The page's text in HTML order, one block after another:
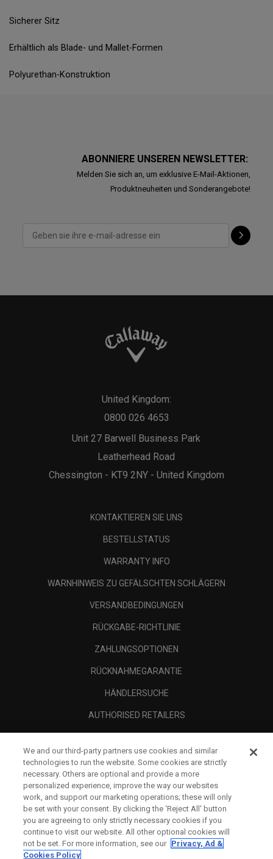
Sicherer Sitz
Erhältlich als Blade- und Mallet-Formen
Polyurethan-Konstruktion
ABONNIERE UNSEREN NEWSLETTER:
Melden Sie sich an, um exklusive E-Mail-Aktionen,
Produktneuheiten und Sonderangebote!
Unit 27 Barwell Business Park
Leatherhead Road
Chessington - KT9 2NY - United Kingdom
United Kingdom:
0800 026 4653
KONTAKTIEREN SIE UNS
BESTELLSTATUS
WARRANTY INFO
WARNHINWEIS ZU GEFÄLSCHTEN SCHLÄGERN
VERSANDBEDINGUNGEN
RÜCKGABE-RICHTLINIE
ZAHLUNGSOPTIONEN
RÜCKNAHMEGARANTIE
HÄNDLERSUCHE
AUTHORISED RETAILERS
UNTERNEHMENSPROFIL
RECHTLICHES-
We and our third-party partners use cookies and similar
technologies to run the website. Some cookies are strictly
necessary. Others are optional and provide a more
personalized experience, improve the way our websites
work, and support our marketing operations; these will only
be set with your consent. By clicking the ‘Reject All' button
you are agreeing to only strictly necessary cookies if you
continue to visit our website. All other optional cookies will
not be set. For more information, see our Privacy, Ad &
Cookies Policy